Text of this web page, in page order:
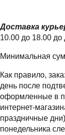
Доставка
10.00 до 18.00
Минимальная
Как правило,
день после
оформленные в
интернет-
праздничные
понедельника